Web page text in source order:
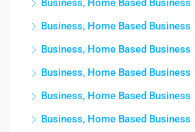
Business, Home Based Business
Business, Home Based Business
Business, Home Based Business
Business, Home Based Business
Business, Home Based Business
Business, Home Based Business